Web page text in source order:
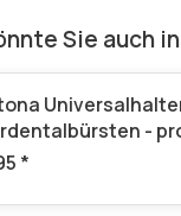
Sie auch
-
*